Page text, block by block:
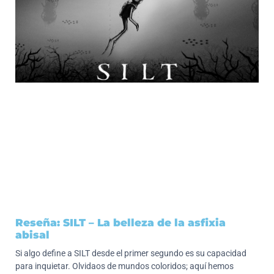
Reseña: SILT – La belleza de la asfixia
abisal
Si algo define a SILT desde el primer segundo es su capacidad
para inquietar. Olvidaos de mundos coloridos; aquí hemos